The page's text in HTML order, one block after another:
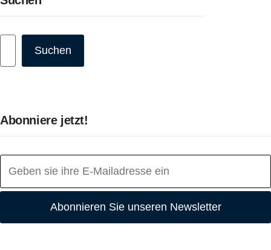
Suchen
Abonniere jetzt!
Abonnieren Sie unseren Newsletter